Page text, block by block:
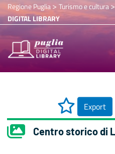
Regione Puglia> Turismo e cultura
DIGITAL LIBRARY
Export
Centro storico di